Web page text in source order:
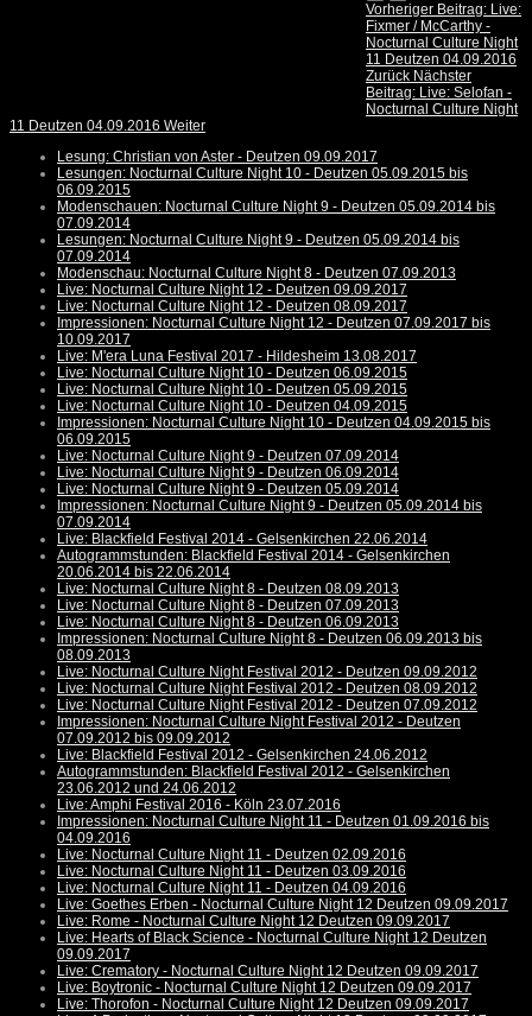
Vorheriger Beitrag: Live:
Fixmer / McCarthy -
Nocturnal Culture Night
11 Deutzen 04.09.2016
Zurück Nächster
Beitrag: Live: Selofan -
Nocturnal Culture Night
11 Deutzen 04.09.2016 Weiter
Lesung: Christian von Aster - Deutzen 09.09.2017
Lesungen: Nocturnal Culture Night 10 - Deutzen 05.09.2015 bis
06.09.2015
Modenschauen: Nocturnal Culture Night 9 - Deutzen 05.09.2014 bis
07.09.2014
Lesungen: Nocturnal Culture Night 9 - Deutzen 05.09.2014 bis
07.09.2014
Modenschau: Nocturnal Culture Night 8 - Deutzen 07.09.2013
Live: Nocturnal Culture Night 12 - Deutzen 09.09.2017
Live: Nocturnal Culture Night 12 - Deutzen 08.09.2017
Impressionen: Nocturnal Culture Night 12 - Deutzen 07.09.2017 bis
10.09.2017
Live: M'era Luna Festival 2017 - Hildesheim 13.08.2017
Live: Nocturnal Culture Night 10 - Deutzen 06.09.2015
Live: Nocturnal Culture Night 10 - Deutzen 05.09.2015
Live: Nocturnal Culture Night 10 - Deutzen 04.09.2015
Impressionen: Nocturnal Culture Night 10 - Deutzen 04.09.2015 bis
06.09.2015
Live: Nocturnal Culture Night 9 - Deutzen 07.09.2014
Live: Nocturnal Culture Night 9 - Deutzen 06.09.2014
Live: Nocturnal Culture Night 9 - Deutzen 05.09.2014
Impressionen: Nocturnal Culture Night 9 - Deutzen 05.09.2014 bis
07.09.2014
Live: Blackfield Festival 2014 - Gelsenkirchen 22.06.2014
Autogrammstunden: Blackfield Festival 2014 - Gelsenkirchen
20.06.2014 bis 22.06.2014
Live: Nocturnal Culture Night 8 - Deutzen 08.09.2013
Live: Nocturnal Culture Night 8 - Deutzen 07.09.2013
Live: Nocturnal Culture Night 8 - Deutzen 06.09.2013
Impressionen: Nocturnal Culture Night 8 - Deutzen 06.09.2013 bis
08.09.2013
Live: Nocturnal Culture Night Festival 2012 - Deutzen 09.09.2012
Live: Nocturnal Culture Night Festival 2012 - Deutzen 08.09.2012
Live: Nocturnal Culture Night Festival 2012 - Deutzen 07.09.2012
Impressionen: Nocturnal Culture Night Festival 2012 - Deutzen
07.09.2012 bis 09.09.2012
Live: Blackfield Festival 2012 - Gelsenkirchen 24.06.2012
Autogrammstunden: Blackfield Festival 2012 - Gelsenkirchen
23.06.2012 und 24.06.2012
Live: Amphi Festival 2016 - Köln 23.07.2016
Impressionen: Nocturnal Culture Night 11 - Deutzen 01.09.2016 bis
04.09.2016
Live: Nocturnal Culture Night 11 - Deutzen 02.09.2016
Live: Nocturnal Culture Night 11 - Deutzen 03.09.2016
Live: Nocturnal Culture Night 11 - Deutzen 04.09.2016
Live: Goethes Erben - Nocturnal Culture Night 12 Deutzen 09.09.2017
Live: Rome - Nocturnal Culture Night 12 Deutzen 09.09.2017
Live: Hearts of Black Science - Nocturnal Culture Night 12 Deutzen
09.09.2017
Live: Crematory - Nocturnal Culture Night 12 Deutzen 09.09.2017
Live: Boytronic - Nocturnal Culture Night 12 Deutzen 09.09.2017
Live: Thorofon - Nocturnal Culture Night 12 Deutzen 09.09.2017